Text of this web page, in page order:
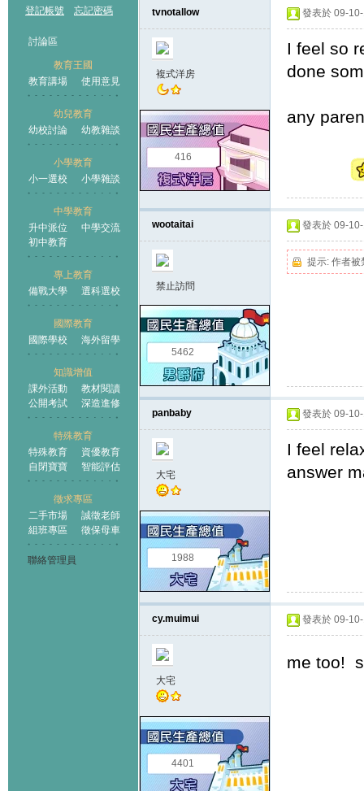
登記帳號 忘記密碼
討論區
教育王國
教育講場
使用意見
幼兒教育
幼校討論
幼教雜談
小學教育
小一選校
小學雜談
中學教育
升中派位
中學交流
初中教育
專上教育
備戰大學
選科選校
國際教育
國際學校
海外留學
知識增值
課外活動
教材閱讀
公開考試
深造進修
特殊教育
特殊教育
資優教育
自閉寶寶
智能評估
徵求專區
二手市場
誠徵老師
組班專區
徵保母車
聯絡管理員
王國
tvnotallow
複式洋房
416
發表於 09-
I feel so
done
any
wootaitai
禁止訪問
5462
發表於 09-
提示: 作者被
panbaby
大宅
1988
發表於 09-
I feel
answer
cy.muimui
大宅
4401
發表於 09-
me too!